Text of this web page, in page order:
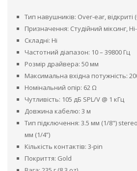
Тип навушників: Over-ear, відкриті
Призначення: Студійний міксинг,
Складні: Ні
Частотний діапазон: 10 – 39800 Гц
Розмір драйвера: 50 мм
Максимальна вхідна потужність:
Номінальний опір: 62 Ω
Чутливість: 105 дБ SPL/V @ 1 кГц
Довжина кабелю: 3 м
Тип підключення: 3.5 мм (1/8")
мм (1/4”)
Кількість контактів: 3-pin
Покриття: Gold